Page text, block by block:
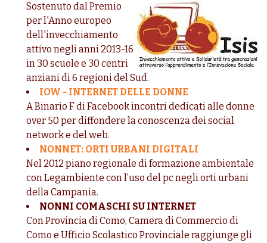
Sostenuto dal Premio
per l'Anno europeo
dell'invecchiamento
attivo negli anni 2013-16
in 30 scuole e 30 centri
anziani di 6 regioni del Sud.
IOW - INTERNET DELLE DONNE
A Binario F di Facebook incontri dedicati alle donne
over 50 per diffondere la conoscenza dei social
network e del web.
NONNET: ORTI URBANI DIGITALI
Nel 2012 piano regionale di formazione ambientale
con Legambiente con l’uso del pc negli orti urbani
della Campania.
NONNI COMASCHI SU INTERNET
Con Provincia di Como, Camera di Commercio di
Como e Ufficio Scolastico Provinciale raggiunge gli